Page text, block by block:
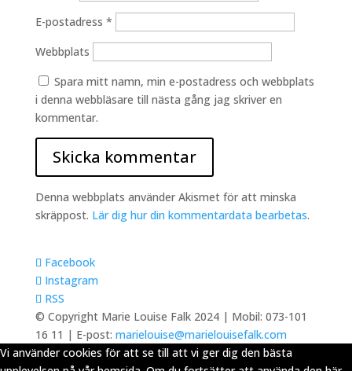
E-postadress *
Webbplats
Spara mitt namn, min e-postadress och webbplats
i denna webbläsare till nästa gång jag skriver en
kommentar.
Denna webbplats använder Akismet för att minska
skräppost. Lär dig hur din kommentardata bearbetas.
Facebook
Instagram
RSS
© Copyright Marie Louise Falk 2024 | Mobil: 073-101
16 11 | E-post: marielouise@marielouisefalk.com
Vi använder cookies för att se till att vi ger dig den bästa